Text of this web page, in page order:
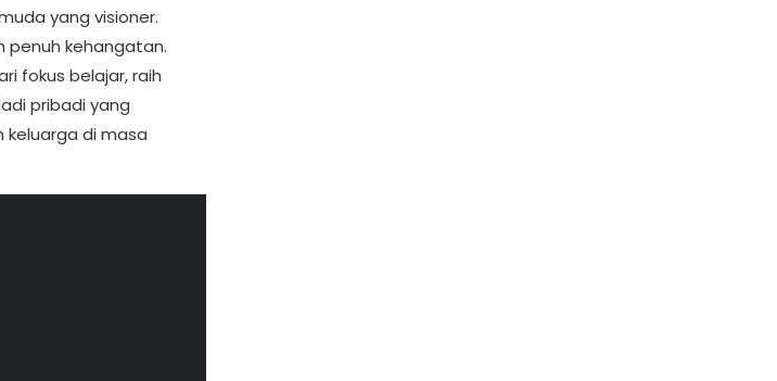
yang visioner.
penuh kehangatan.
fokus belajar, raih
pribadi yang
di masa